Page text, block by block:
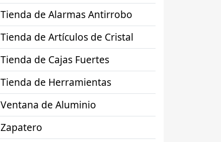
Tienda de Alarmas Antirrobo
Tienda de Artículos de Cristal
Tienda de Cajas Fuertes
Tienda de Herramientas
Ventana de Aluminio
Zapatero